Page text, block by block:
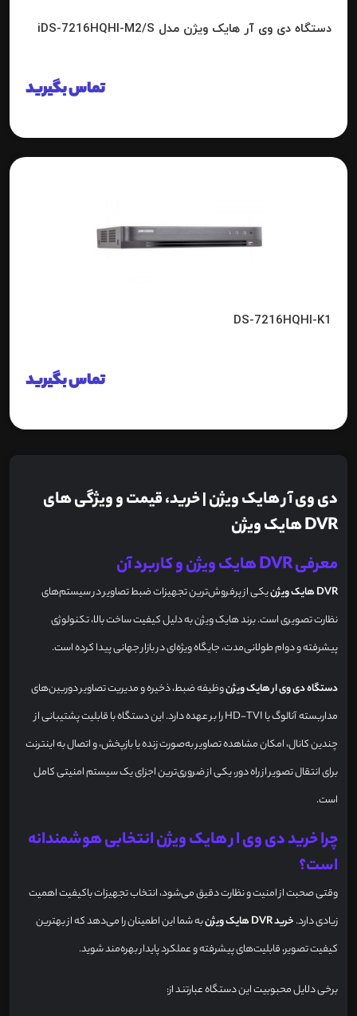
دستگاه دی وی آر هایک ویژن مدل iDS-7216HQHI-M2/S
تماس بگیرید
DS-7216HQHI-K1
تماس بگیرید
دی وی آر هایک ویژن | خرید، قیمت و ویژگی های
DVR هایک ویژن
معرفی DVR هایک ویژن و کاربرد آن
DVR هایک ویژن
یکی از پرفروش‌ترین تجهیزات ضبط تصاویر در سیستم‌های
نظارت تصویری است. برند هایک ویژن به دلیل کیفیت ساخت بالا، تکنولوژی
پیشرفته و دوام طولانی‌مدت، جایگاه ویژه‌ای در بازار جهانی پیدا کرده است.
دستگاه دی وی ار هایک ویژنوظیفه ضبط، ذخیره و مدیریت تصاویر دوربین‌های
مداربسته آنالوگ یا HD-TVI را بر عهده دارد. این دستگاه با قابلیت پشتیبانی از
چندین کانال، امکان مشاهده تصاویر به‌صورت زنده یا بازپخش، و اتصال به اینترنت
برای انتقال تصویر از راه دور، یکی از ضروری‌ترین اجزای یک سیستم امنیتی کامل
است.
چرا خرید دی وی ار هایک ویژن انتخابی هوشمندانه
است؟
وقتی صحبت از امنیت و نظارت دقیق می‌شود، انتخاب تجهیزات باکیفیت اهمیت
زیادی دارد.خرید DVR هایک ویژن
به شما این اطمینان را می‌دهد که از بهترین
کیفیت تصویر، قابلیت‌های پیشرفته و عملکرد پایدار بهره‌مند شوید.
برخی دلایل محبوبیت این دستگاه عبارتند از: